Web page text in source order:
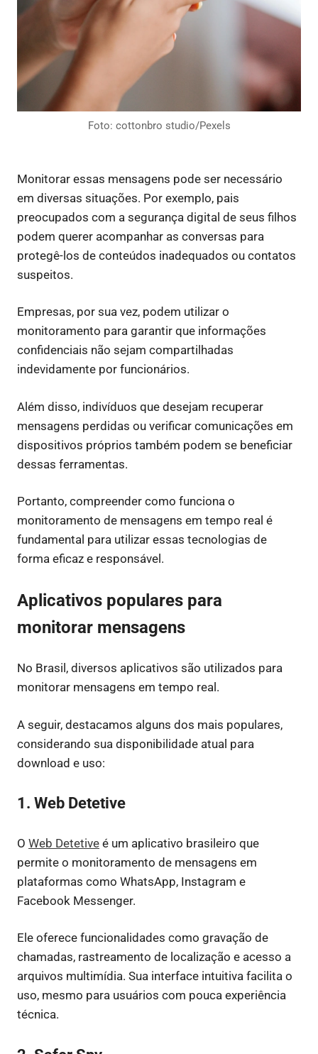
Foto: cottonbro studio/Pexels
Monitorar essas mensagens pode ser necessário
em diversas situações. Por exemplo, pais
preocupados com a segurança digital de seus filhos
podem querer acompanhar as conversas para
protegê-los de conteúdos inadequados ou contatos
suspeitos.
Empresas, por sua vez, podem utilizar o
monitoramento para garantir que informações
confidenciais não sejam compartilhadas
indevidamente por funcionários.
Além disso, indivíduos que desejam recuperar
mensagens perdidas ou verificar comunicações em
dispositivos próprios também podem se beneficiar
dessas ferramentas.
Portanto, compreender como funciona o
monitoramento de mensagens em tempo real é
fundamental para utilizar essas tecnologias de
forma eficaz e responsável.
Aplicativos populares para
monitorar mensagens
No Brasil, diversos aplicativos são utilizados para
monitorar mensagens em tempo real.
A seguir, destacamos alguns dos mais populares,
considerando sua disponibilidade atual para
download e uso:
1. Web Detetive
O Web Detetive é um aplicativo brasileiro que
permite o monitoramento de mensagens em
plataformas como WhatsApp, Instagram e
Facebook Messenger.
Ele oferece funcionalidades como gravação de
chamadas, rastreamento de localização e acesso a
arquivos multimídia. Sua interface intuitiva facilita o
uso, mesmo para usuários com pouca experiência
técnica.